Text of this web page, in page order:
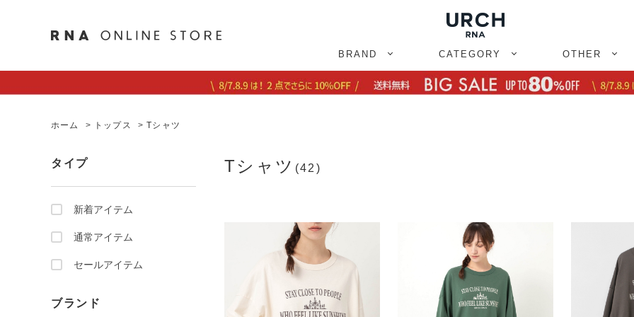
BRAND CATEGORY OTHER
ホーム > トップス >Tシャツ
タイプ
新着アイテム
通常アイテム
セールアイテム
ブランド
Tシャツ (42)